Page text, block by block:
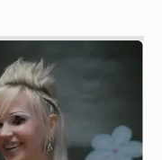
о съёмках для